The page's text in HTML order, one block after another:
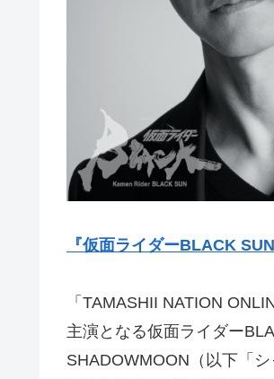
『仮⾯ライダーBLACK
「TAMASHII NATION
主演となる仮⾯ライダー
SHADOWMOON（以下「